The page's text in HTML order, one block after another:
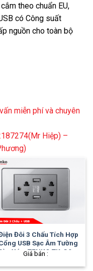
theo chuẩn EU,
có Công suất
nguồn cho toàn bộ
miễn phí và chuyên
Hiệp) –
Đôi 3 Chấu Tích Hợp
USB Sạc Âm Tường
Xám TENKO TK-C9-
Giá bán :